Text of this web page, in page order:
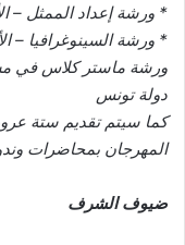
* ورشة إعداد الممثل –
* ورشة السينوغرافيا –
ورشة ماستر كلاس في
دولة تونس
كما سيتم تقديم ستة
المهرجان بمحاضرات
ضيوف الشر️ف